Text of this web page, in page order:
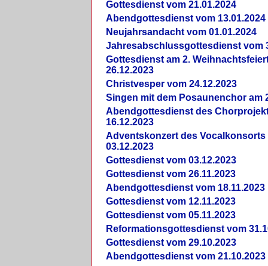
Gottesdienst vom 21.01.2024
Abendgottesdienst vom 13.01.2024
Neujahrsandacht vom 01.01.2024
Jahresabschlussgottesdienst vom
Gottesdienst am 2.
26.12.2023
Christvesper vom 24.12.2023
Singen mit dem Posaunenchor am
Abendgottesdienst des
16.12.2023
Adventskonzert des Vocalkonsorts
03.12.2023
Gottesdienst vom 03.12.2023
Gottesdienst vom 26.11.2023
Abendgottesdienst vom 18.11.2023
Gottesdienst vom 12.11.2023
Gottesdienst vom 05.11.2023
Reformationsgottesdienst vom
Gottesdienst vom 29.10.2023
Abendgottesdienst vom 21.10.2023